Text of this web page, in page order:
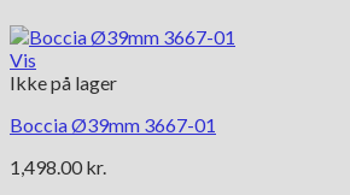
Vis
Ikke på lager
Boccia Ø39mm 3667-01
1,498.00 kr.